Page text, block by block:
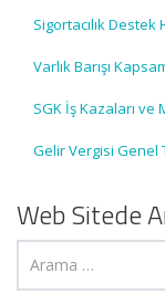
Sigortacılık
Varlık Barışı
SGK İş Kazaları ve
Gelir Vergisi Genel
Web Sitede